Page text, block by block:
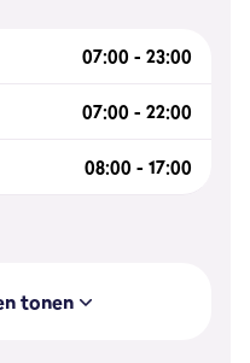
07:00 - 23:00
07:00 - 22:00
08:00 - 17:00
tonen